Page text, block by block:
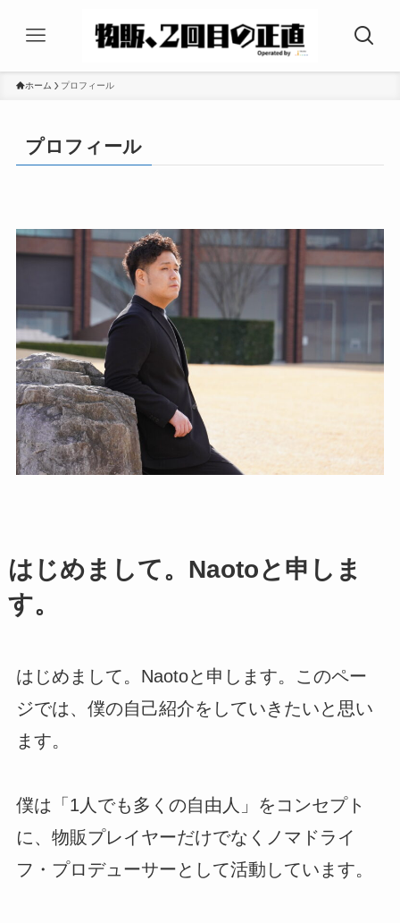
ホーム プロフィール
プロフィール
はじめまして。Naotoと申しま
す。
はじめまして。Naotoと申します。このペー
ジでは、僕の自己紹介をしていきたいと思い
ます。
僕は「1人でも多くの自由人」をコンセプト
に、物販プレイヤーだけでなくノマドライ
フ・プロデューサーとして活動しています。